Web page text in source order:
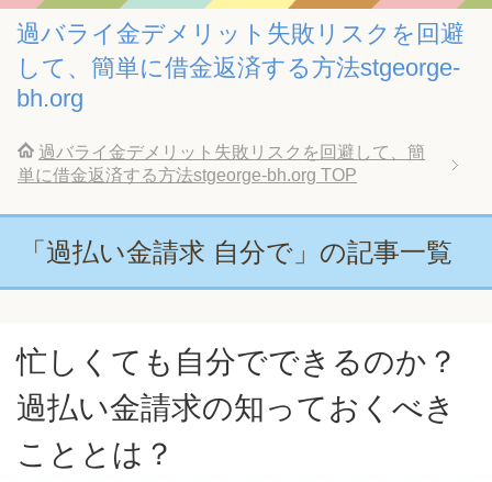
過バライ金デメリット失敗リスクを回避
して、簡単に借金返済する方法stgeorge-
bh.org
過バライ金デメリット失敗リスクを回避して、簡
単に借金返済する方法stgeorge-bh.org TOP
「過払い金請求 自分で」の記事一覧
忙しくても自分でできるのか？
過払い金請求の知っておくべき
こととは？